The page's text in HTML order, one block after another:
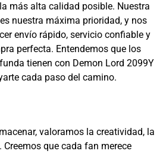
más alta calidad posible. Nuestra
nuestra máxima prioridad, y nos
envío rápido, servicio confiable y
perfecta. Entendemos que los
tienen con Demon Lord 2099Y
cada paso del camino.
valoramos la creatividad, la
que cada fan merece